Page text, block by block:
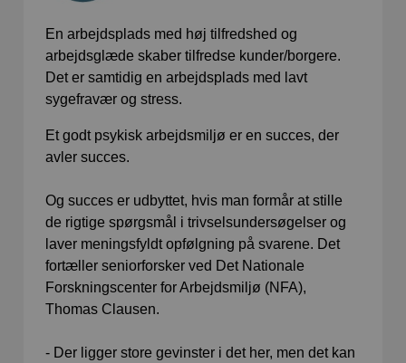
En arbejdsplads med høj tilfredshed og
arbejdsglæde skaber tilfredse kunder/borgere.
Det er samtidig en arbejdsplads med lavt
sygefravær og stress.
Et godt psykisk arbejdsmiljø er en succes, der
avler succes.
Og succes er udbyttet, hvis man formår at stille
de rigtige spørgsmål i trivselsundersøgelser og
laver meningsfyldt opfølgning på svarene. Det
fortæller seniorforsker ved Det Nationale
Forskningscenter for Arbejdsmiljø (NFA),
Thomas Clausen.
- Der ligger store gevinster i det her, men det kan